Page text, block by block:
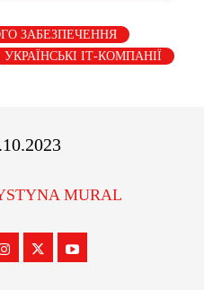
ЗАБЕЗПЕЧЕННЯ
УКРАЇНСЬКІ ІТ-КОМПАНІЇ
MURAL